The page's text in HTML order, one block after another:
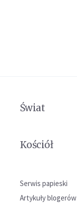
Świat
Kościół
Serwis papieski
Artykuły blogerów